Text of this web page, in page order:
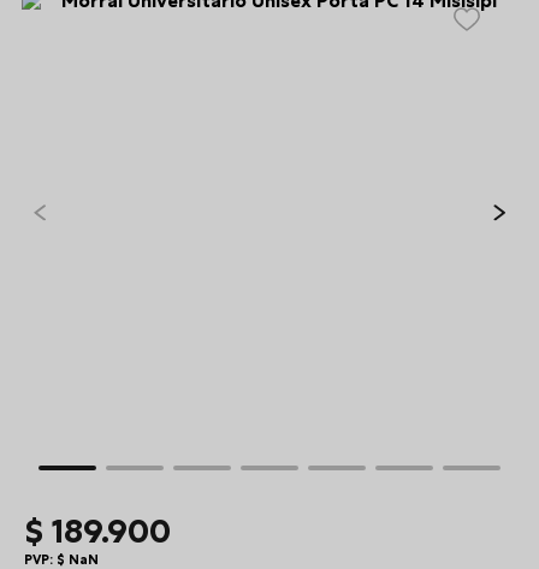
$ 189.900
PVP: $ NaN